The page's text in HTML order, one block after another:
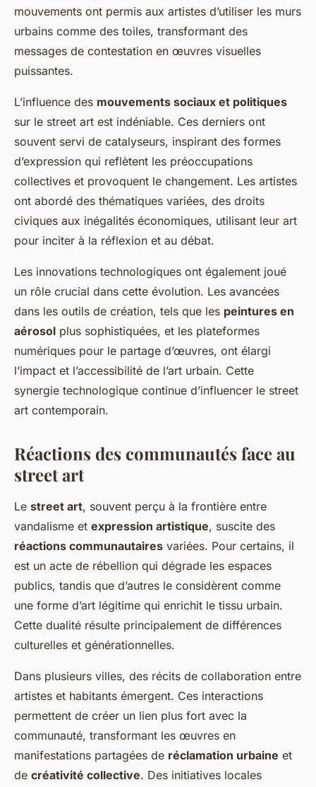
mouvements ont permis aux artistes d’utiliser les murs
urbains comme des toiles, transformant des
messages de contestation en œuvres visuelles
puissantes.
L’influence des mouvements sociaux et politiques
sur le street art est indéniable. Ces derniers ont
souvent servi de catalyseurs, inspirant des formes
d’expression qui reflètent les préoccupations
collectives et provoquent le changement. Les artistes
ont abordé des thématiques variées, des droits
civiques aux inégalités économiques, utilisant leur art
pour inciter à la réflexion et au débat.
Les innovations technologiques ont également joué
un rôle crucial dans cette évolution. Les avancées
dans les outils de création, tels que les peintures en
aérosol plus sophistiquées, et les plateformes
numériques pour le partage d’œuvres, ont élargi
l’impact et l’accessibilité de l’art urbain. Cette
synergie technologique continue d’influencer le street
art contemporain.
Réactions des communautés face au
street art
Le street art, souvent perçu à la frontière entre
vandalisme et expression artistique, suscite des
réactions communautaires variées. Pour certains, il
est un acte de rébellion qui dégrade les espaces
publics, tandis que d’autres le considèrent comme
une forme d’art légitime qui enrichit le tissu urbain.
Cette dualité résulte principalement de différences
culturelles et générationnelles.
Dans plusieurs villes, des récits de collaboration entre
artistes et habitants émergent. Ces interactions
permettent de créer un lien plus fort avec la
communauté, transformant les œuvres en
manifestations partagées de réclamation urbaine et
de créativité collective. Des initiatives locales